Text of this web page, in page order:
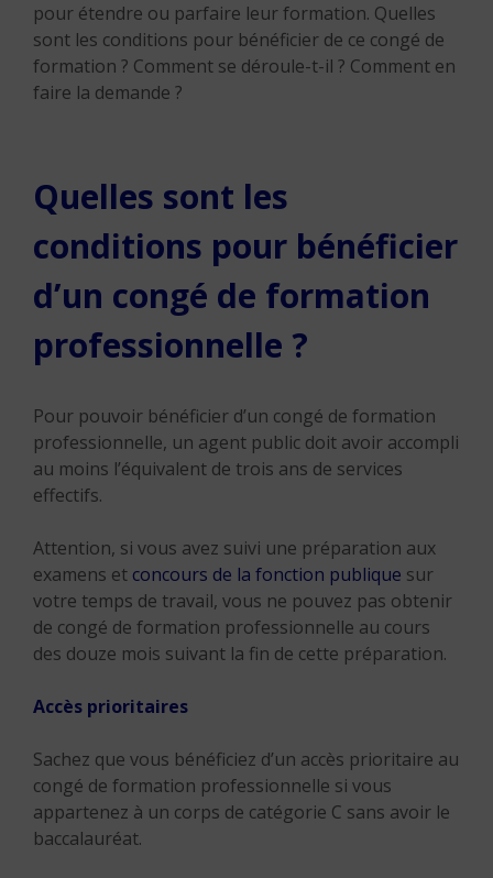
pour étendre ou parfaire leur formation. Quelles
sont les conditions pour bénéficier de ce congé de
formation ? Comment se déroule-t-il ? Comment en
faire la demande ?
Quelles sont les
conditions pour bénéficier
d’un congé de formation
professionnelle ?
Pour pouvoir bénéficier d’un congé de formation
professionnelle, un agent public doit avoir accompli
au moins l’équivalent de trois ans de services
effectifs.
Attention, si vous avez suivi une préparation aux
examens et concours de la fonction publique sur
votre temps de travail, vous ne pouvez pas obtenir
de congé de formation professionnelle au cours
des douze mois suivant la fin de cette préparation.
Accès prioritaires
Sachez que vous bénéficiez d’un accès prioritaire au
congé de formation professionnelle si vous
appartenez à un corps de catégorie C sans avoir le
baccalauréat.